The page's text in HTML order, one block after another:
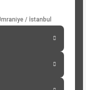
/ İstanbul